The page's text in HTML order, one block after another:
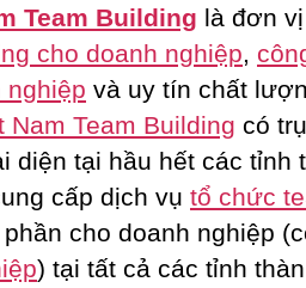
Team
Building
Tại
Bắc
Giang
Team Building là đơn vị
cho doanh nghiệp
nghiệp và uy tín chất
Nam Team Building có
diện tại hầu hết các tỉnh
cấp dịch vụ tổ chức
cho doanh nghiệp
) tại tất cả các tỉnh